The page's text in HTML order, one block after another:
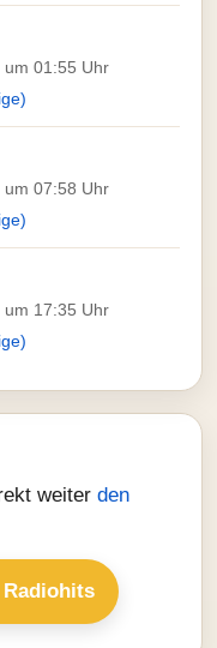
01:55 Uhr
07:58 Uhr
17:35 Uhr
weiter den
Radiohits